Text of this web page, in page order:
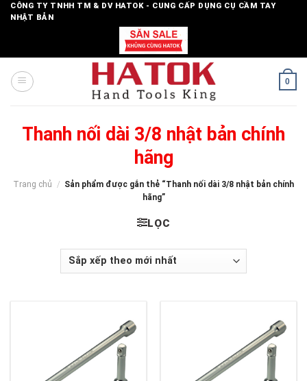
SkipCÔNG TY TNHH TM & DV HATOK - CUNG CẤP DỤNG CỤ CẦM TAY
NHẬT BẢN
0
Thanh nối dài 3/8 nhật bản chính
hãng
Trang chủ / Sản phẩm được gắn thẻ “Thanh nối dài 3/8 nhật bản chính
hãng”
LỌC